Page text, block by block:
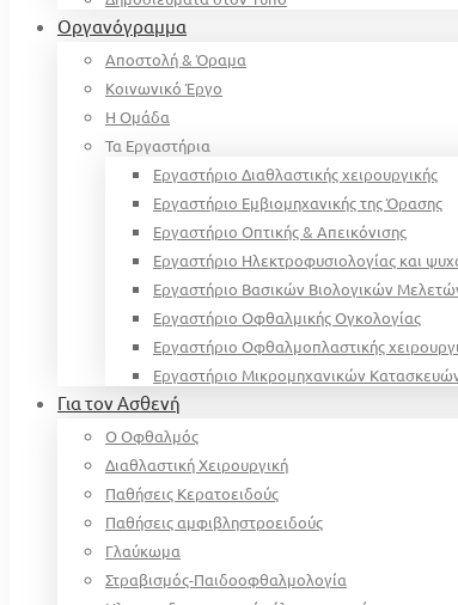
Οργανόγραμμα
Αποστολή & Όραμα
Κοινωνικό Έργο
Η Ομάδα
Τα Εργαστήρια
Εργαστήριο Διαθλαστικής χειρουργικής
Εργαστήριο Εμβιομηχανικής της Όρασης
Εργαστήριο Οπτικής & Απεικόνισης
Εργαστήριο Ηλεκτροφυσιολογίας και
Εργαστήριο Βασικών Βιολογικών
Εργαστήριο Οφθαλμικής Ογκολογίας
Εργαστήριο Οφθαλμοπλαστικής
Εργαστήριο Μικρομηχανικών
Για τον Ασθενή
Ο Οφθαλμός
Διαθλαστική Χειρουργική
Παθήσεις Κερατοειδούς
Παθήσεις αμφιβληστροειδούς
Γλαύκωμα
Στραβισμός-Παιδοοφθαλμολογία